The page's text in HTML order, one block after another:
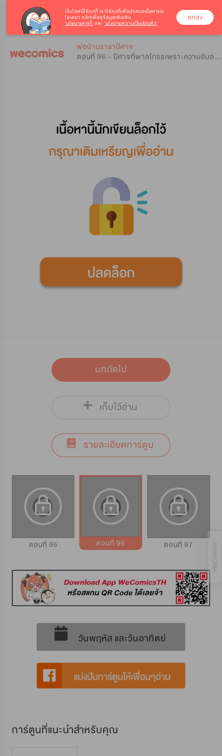
พ่อบ้านราชาปีศาจ
ตอนที่ 96 - ปีศาจที่พาลโกรธเพราะความอับอาย
บทถัดไป
เก็บไว้อ่าน
รายละเอียดการ์ตูน
ตอนที่ 95 ตอนที่ 96 ตอนที่ 97
วันพฤหัส และวันอาทิตย์
การ์ตูนที่แนะนำสำหรับคุณ
เว็บไซต์นี้ใช้คุกกี้ เราใช้คุกกี้เพื่อนำเสนอเนื้อหาและ
โฆษณา คลิกเพื่อดูข้อมูลเพิ่มเติม
‘นโยบายคุกกี้’ และ ‘นโยบายความเป็นส่วนตัว’
ตกลง